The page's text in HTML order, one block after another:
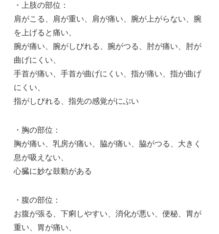
・上肢の部位：
肩がこる、肩が重い、肩が痛い、腕が上がらない、腕
を上げると痛い、
腕が痛い、腕がしびれる、腕がつる、肘が痛い、肘が
曲げにくい、
手首が痛い、手首が曲げにくい、指が痛い、指が曲げ
にくい、
指がしびれる、指先の感覚がにぶい
・胸の部位：
胸が痛い、乳房が痛い、脇が痛い、脇がつる、大きく
息が吸えない、
心臓に妙な鼓動がある
・腹の部位：
お腹が張る、下痢しやすい、消化が悪い、便秘、胃が
重い、胃が痛い、